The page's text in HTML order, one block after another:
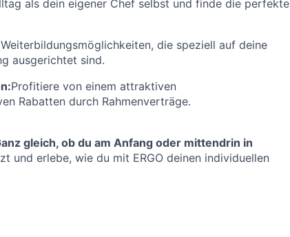
als dein eigener Chef selbst und finde die perfekte
die speziell auf deine
ausgerichtet sind.
Profitiere von einem attraktiven
Rabatten durch Rahmenverträge.
gleich, ob du am Anfang oder mittendrin in
und erlebe, wie du mit ERGO deinen individuellen